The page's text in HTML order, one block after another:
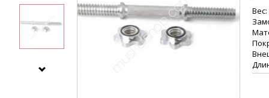
Вес: